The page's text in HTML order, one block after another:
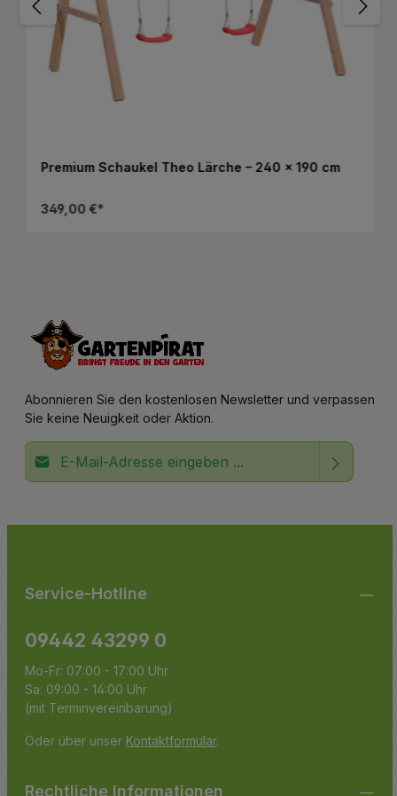
Premium Schaukel Theo Lärche – 240 x 190 cm
349,00 €*
Abonnieren Sie den kostenlosen Newsletter und verpassen
Sie keine Neuigkeit oder Aktion.
E-Mail-Adresse*
Service-Hotline
09442 43299 0
Mo-Fr: 07:00 - 17:00 Uhr
Sa: 09:00 - 14:00 Uhr
(mit Terminvereinbarung)
Oder über unser Kontaktformular.
Rechtliche Informationen